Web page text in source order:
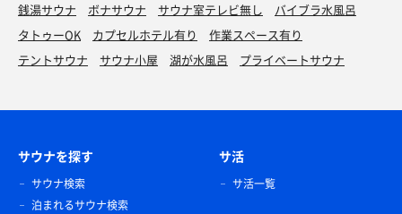
銭湯サウナ
ボナサウナ サウナ室テレビ無し
バイブラ水風呂
タトゥーOK
カプセルホテル有り
作業スペース有り
テントサウナ
サウナ小屋 湖が水風呂 プライベートサウナ
サウナを探す
サウナ検索
泊まれるサウナ検索
サ活
サ活一覧